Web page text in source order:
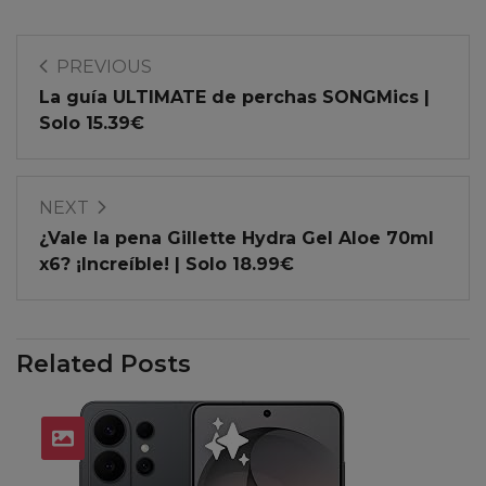
PREVIOUS
La guía ULTIMATE de perchas SONGMics |
Solo 15.39€
NEXT
¿Vale la pena Gillette Hydra Gel Aloe 70ml
x6? ¡Increíble! | Solo 18.99€
Related Posts